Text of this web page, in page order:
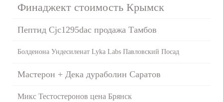
Финаджект стоимость Крымск
Пептид Cjc1295dac продажа Тамбов
Болденона Ундесиленат Lyka Labs Павловский Посад
Мастерон + Дека дураболин Саратов
Микс Тестостеронов цена Брянск